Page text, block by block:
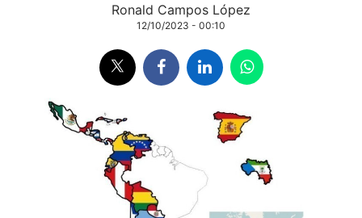
Ronald Campos López
12/10/2023 - 00:10